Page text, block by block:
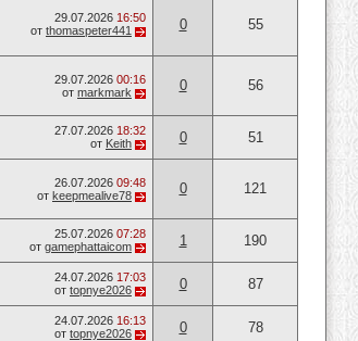
29.07.2026 16:50
от thomaspeter441 0 55
29.07.2026 00:16
от markmark 0 56
27.07.2026 18:32
от Keith 0 51
26.07.2026 09:48
от keepmealive78 0 121
25.07.2026 07:28
от gamephattaicom 1 190
24.07.2026 17:03
от topnye2026 0 87
24.07.2026 16:13
от topnye2026 0 78